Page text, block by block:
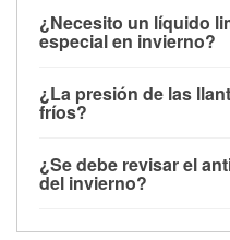
debajo de los 32 °F y
su potencia de arranque
arranque.
¿Necesito un líquido
especial en invierno?
la congelación y ayuda
derretida en la carretera
¿La presión de las
fríos?
alrededor de 1 PSI por
temperatura. Puedes
¿Se debe revisar el
del invierno?